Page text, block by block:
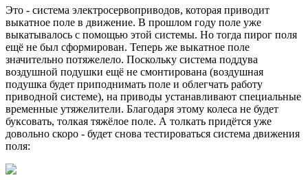
Это - система электросервоприводов, которая приводит
выкатное поле в движение. В прошлом году поле уже
выкатывалось с помощью этой системы. Но тогда пирог поля
ещё не был сформирован. Теперь же выкатное поле
значительно потяжелело. Поскольку система поддува
воздушной подушки ещё не смонтирована (воздушная
подушка будет приподнимать поле и облегчать работу
приводной системе), на приводы устанавливают специальные
временные утяжелители. Благодаря этому колеса не будет
буксовать, толкая тяжёлое поле. А толкать придётся уже
довольно скоро - будет снова тестироваться система движения
поля: